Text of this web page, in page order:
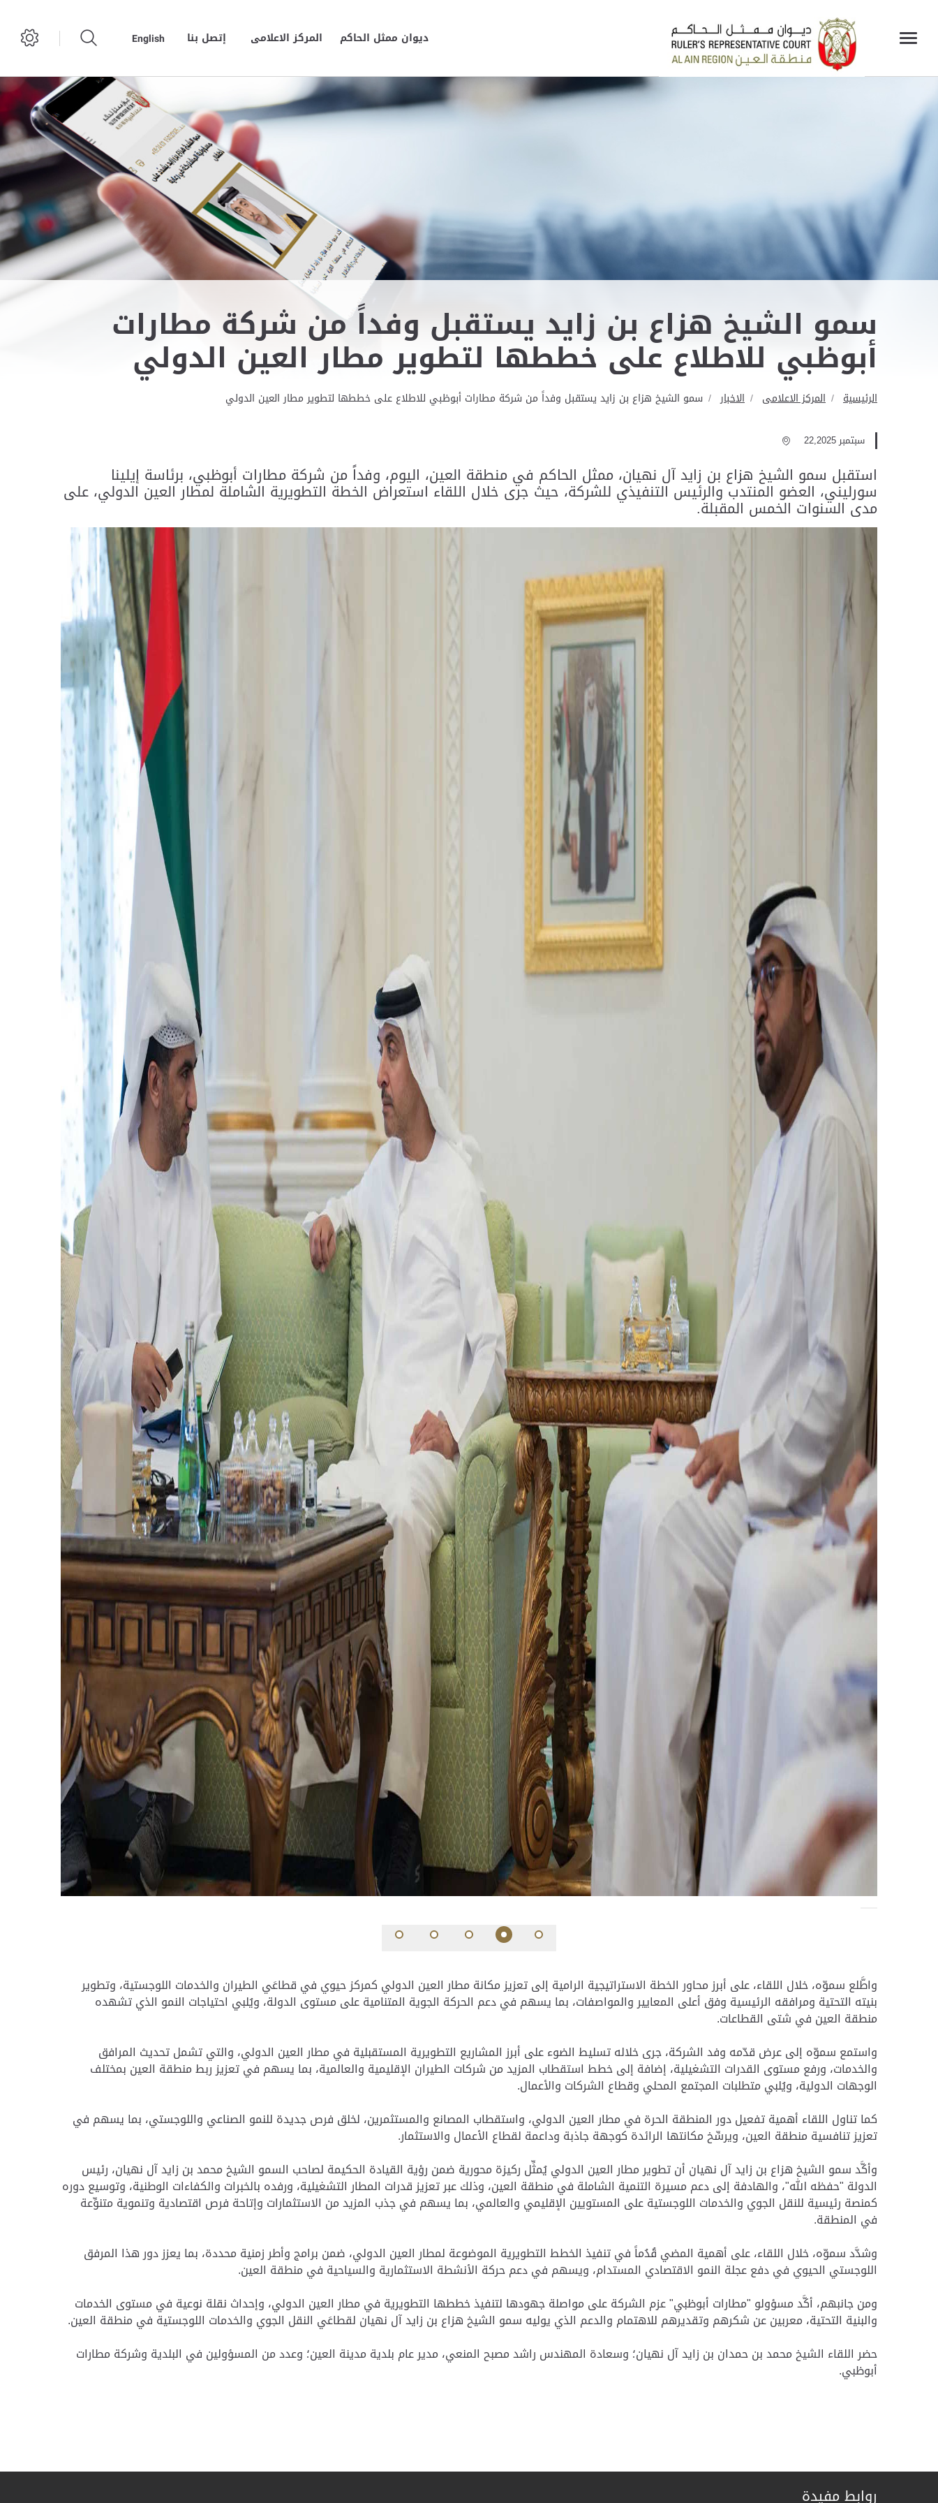
ديوان ممثل الحاكم المركز الاعلامى إتصل بنا English
سمو الشيخ هزاع بن زايد يستقبل وفداً من شركة مطارات
أبوظبي للاطلاع على خططها لتطوير مطار العين الدولي
الرئيسية المركز الاعلامى الاخبار سمو الشيخ هزاع بن زايد يستقبل وفداً من شركة مطارات أبوظبي للاطلاع على خططها لتطوير مطار العين الدولي
سبتمبر 22,2025
استقبل سمو الشيخ هزاع بن زايد آل نهيان، ممثل الحاكم في منطقة العين، اليوم، وفداً من شركة مطارات أبوظبي، برئاسة إيلينا
سورليني، العضو المنتدب والرئيس التنفيذي للشركة، حيث جرى خلال اللقاء استعراض الخطة التطويرية الشاملة لمطار العين الدولي، على
مدى السنوات الخمس المقبلة.
واطَّلع سموّه، خلال اللقاء، على أبرز محاور الخطة الاستراتيجية الرامية إلى تعزيز مكانة مطار العين الدولي كمركز حيوي في قطاعَي الطيران والخدمات اللوجستية، وتطوير
بنيته التحتية ومرافقه الرئيسية وفق أعلى المعايير والمواصفات، بما يسهم في دعم الحركة الجوية المتنامية على مستوى الدولة، ويُلبي احتياجات النمو الذي تشهده
منطقة العين في شتى القطاعات.
واستمع سموّه إلى عرض قدّمه وفد الشركة، جرى خلاله تسليط الضوء على أبرز المشاريع التطويرية المستقبلية في مطار العين الدولي، والتي تشمل تحديث المرافق
والخدمات، ورفع مستوى القدرات التشغيلية، إضافة إلى خطط استقطاب المزيد من شركات الطيران الإقليمية والعالمية، بما يسهم في تعزيز ربط منطقة العين بمختلف
الوجهات الدولية، ويُلبي متطلبات المجتمع المحلي وقطاع الشركات والأعمال.
كما تناول اللقاء أهمية تفعيل دور المنطقة الحرة في مطار العين الدولي، واستقطاب المصانع والمستثمرين، لخلق فرص جديدة للنمو الصناعي واللوجستي، بما يسهم في
تعزيز تنافسية منطقة العين، ويرسِّخ مكانتها الرائدة كوجهة جاذبة وداعمة لقطاع الأعمال والاستثمار.
وأكَّد سمو الشيخ هزاع بن زايد آل نهيان أن تطوير مطار العين الدولي يُمثِّل ركيزة محورية ضمن رؤية القيادة الحكيمة لصاحب السمو الشيخ محمد بن زايد آل نهيان، رئيس
الدولة "حفظه الله"، والهادفة إلى دعم مسيرة التنمية الشاملة في منطقة العين، وذلك عبر تعزيز قدرات المطار التشغيلية، ورفده بالخبرات والكفاءات الوطنية، وتوسيع دوره
كمنصة رئيسية للنقل الجوي والخدمات اللوجستية على المستويين الإقليمي والعالمي، بما يسهم في جذب المزيد من الاستثمارات وإتاحة فرص اقتصادية وتنموية متنوِّعة
في المنطقة.
وشدَّد سموّه، خلال اللقاء، على أهمية المضي قُدُماً في تنفيذ الخطط التطويرية الموضوعة لمطار العين الدولي، ضمن برامج وأطر زمنية محددة، بما يعزز دور هذا المرفق
اللوجستي الحيوي في دفع عجلة النمو الاقتصادي المستدام، ويسهم في دعم حركة الأنشطة الاستثمارية والسياحية في منطقة العين.
ومن جانبهم، أكَّد مسؤولو "مطارات أبوظبي" عزم الشركة على مواصلة جهودها لتنفيذ خططها التطويرية في مطار العين الدولي، وإحداث نقلة نوعية في مستوى الخدمات
والبنية التحتية، معربين عن شكرهم وتقديرهم للاهتمام والدعم الذي يوليه سمو الشيخ هزاع بن زايد آل نهيان لقطاعَي النقل الجوي والخدمات اللوجستية في منطقة العين.
حضر اللقاء الشيخ محمد بن حمدان بن زايد آل نهيان؛ وسعادة المهندس راشد مصبح المنعي، مدير عام بلدية مدينة العين؛ وعدد من المسؤولين في البلدية وشركة مطارات
أبوظبي.
روابط مفيدة